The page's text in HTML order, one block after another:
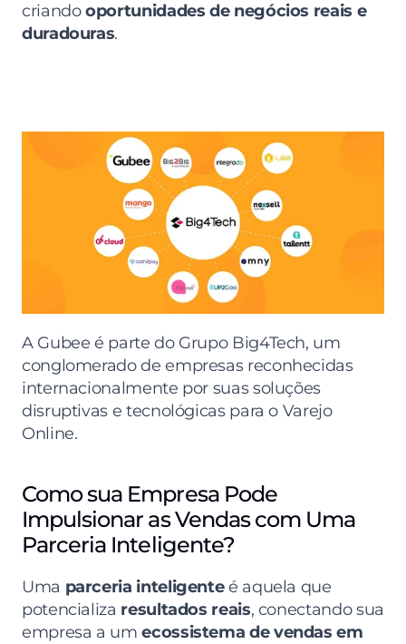
criando oportunidades de negócios reais e
duradouras.
A Gubee é parte do Grupo Big4Tech, um
conglomerado de empresas reconhecidas
internacionalmente por suas soluções
disruptivas e tecnológicas para o Varejo
Online.
Como sua Empresa Pode
Impulsionar as Vendas com Uma
Parceria Inteligente?
Uma parceria inteligente é aquela que
potencializa resultados reais, conectando sua
empresa a um ecossistema de vendas em